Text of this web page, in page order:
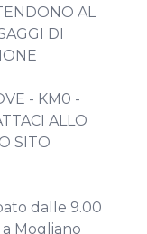
AL
DI
- KM0 -
ALLO
SITO
dalle 9.00
a Mogliano